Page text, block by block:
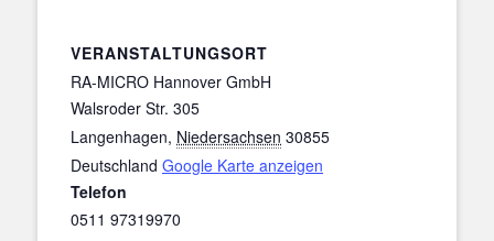
VERANSTALTUNGSORT
RA-MICRO Hannover GmbH
Walsroder Str. 305
Langenhagen, Niedersachsen 30855
Deutschland Google Karte anzeigen
Telefon
0511 97319970